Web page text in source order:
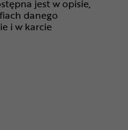
jest w opisie,
danego
i w karcie